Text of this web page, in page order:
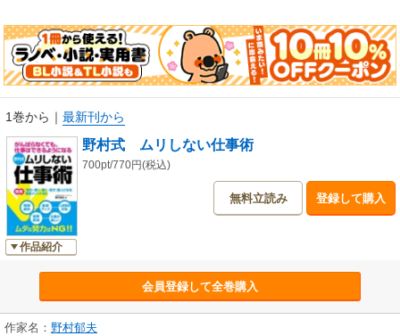
1巻から ｜ 最新刊から
作品紹介
野村式 ムリしない仕事術
700pt/770円(税込)
無料立読み 登録して購入
会員登録して全巻購入
作家名： 野村郁夫